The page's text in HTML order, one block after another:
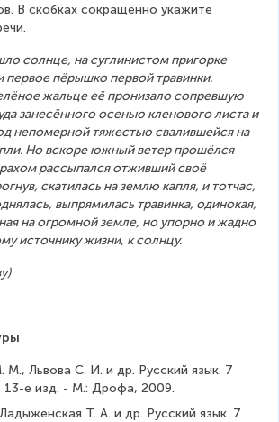
В скобках сокращённо укажите
солнце, на суглинистом пригорке
первое пёрышко первой травинки.
жальце её пронизало сопревшую
занесённого осенью кленового листа и
непомерной тяжестью свалившейся на
Но вскоре южный ветер прошёлся
рассыпался отживший своё
скатилась на землю капля, и тотчас,
выпрямилась травинка, одинокая,
на огромной земле, но упорно и жадно
источнику жизни, к солнцу.
М., Львова С. И. и др. Русский язык. 7
13-е изд. - М.: Дрофа, 2009.
Т. А. и др. Русский язык. 7